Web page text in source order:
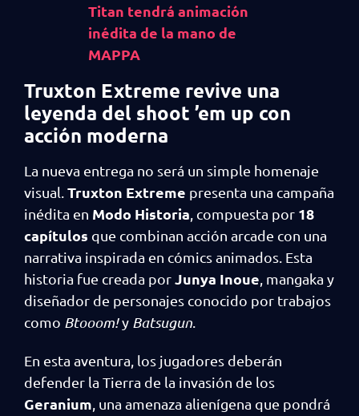
Titan tendrá animación
inédita de la mano de
MAPPA
Truxton Extreme revive una
leyenda del shoot ’em up con
acción moderna
La nueva entrega no será un simple homenaje
visual.Truxton Extreme presenta una campaña
inédita en Modo Historia, compuesta por 18
capítulos que combinan acción arcade con una
narrativa inspirada en cómics animados. Esta
historia fue creada porJunya Inoue, mangaka y
diseñador de personajes conocido por trabajos
como Btooom!y Batsugun.
En esta aventura, los jugadores deberán
defender la Tierra de la invasión de los
Geranium, una amenaza alienígena que pondrá